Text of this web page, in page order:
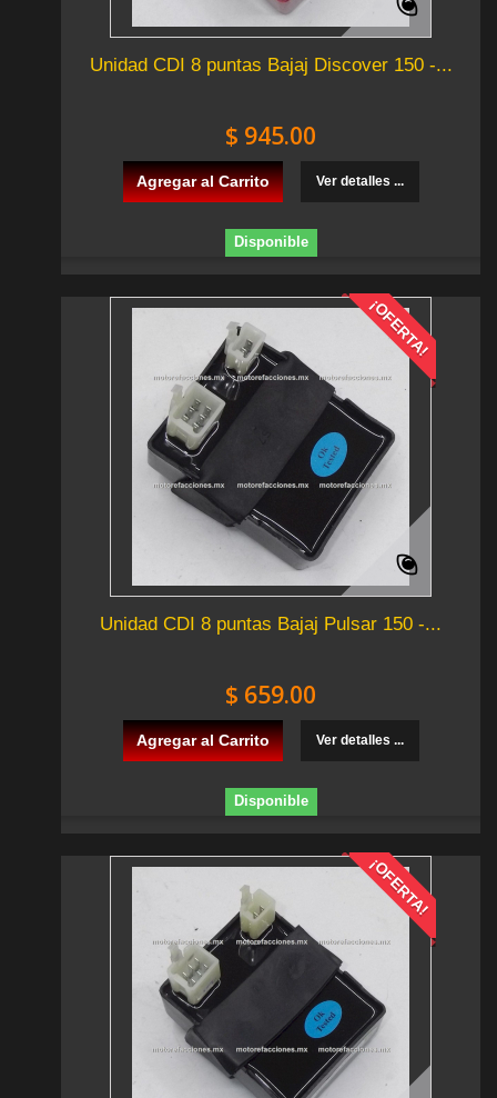
Unidad CDI 8 puntas Bajaj Discover 150 -...
$ 945.00
Agregar al Carrito Ver detalles ...
Disponible
¡OFERTA!
Unidad CDI 8 puntas Bajaj Pulsar 150 -...
$ 659.00
Agregar al Carrito Ver detalles ...
Disponible
¡OFERTA!